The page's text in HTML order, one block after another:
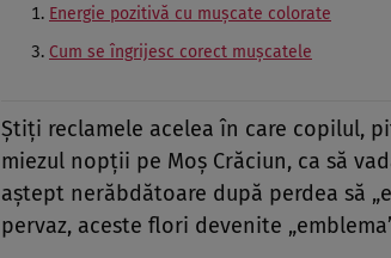
Energie pozitivă cu mușcate colorate
Cum se îngrijesc corect mușcatele
Știți reclamele acelea în care copilul,
miezul nopții pe Moș Crăciun, ca să
aștept nerăbdătoare după perdea să
pervaz, aceste flori devenite